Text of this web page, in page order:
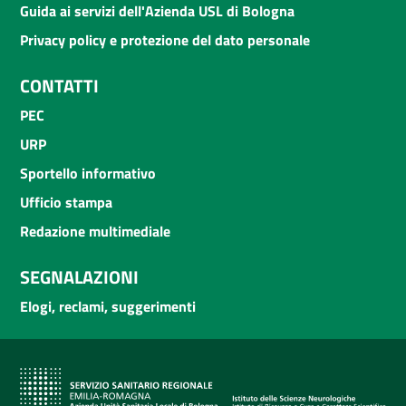
Guida ai servizi dell'Azienda USL di Bologna
Privacy policy e protezione del dato personale
CONTATTI
PEC
URP
Sportello informativo
Ufficio stampa
Redazione multimediale
SEGNALAZIONI
Elogi, reclami, suggerimenti